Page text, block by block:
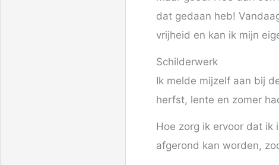
dat gedaan heb!
vrijheid en kan ik mijn
Schilderwerk
Ik melde mijzelf aan bij
herfst, lente en zomer
Hoe zorg ik ervoor dat ik
afgerond kan worden,